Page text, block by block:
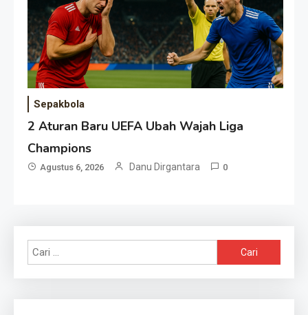
Sepakbola
2 Aturan Baru UEFA Ubah Wajah Liga
Champions
Agustus 6, 2026 Danu Dirgantara 0
untuk: